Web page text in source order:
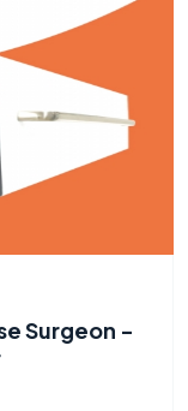
Surgeon -